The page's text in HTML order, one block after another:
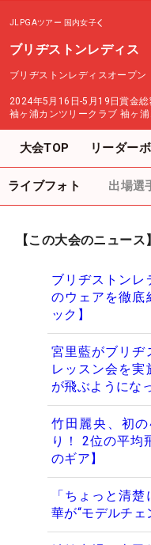
JLPGAツアー 国内女子
ブリヂストンレディス
ブリヂストンレディスオープン
2024年5月16日-5月19日賞金総
袖ヶ浦カンツリークラブ 袖ヶ浦
大会TOP リーダー
ライブフォト 出場選
【この大会のニュース】
ブリヂストンレ
のウェアを徹底
ック】
宮里藍がブリヂ
レッスン会を
が飛ぶようにな
竹田麗央、初
り！ 2位の平均
のギア】
「ちょっと清
華が“モデルチェ